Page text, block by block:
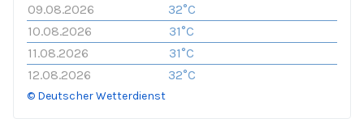
09.08.2026
32°C
10.08.2026
31°C
11.08.2026
31°C
12.08.2026
32°C
© Deutscher Wetterdienst